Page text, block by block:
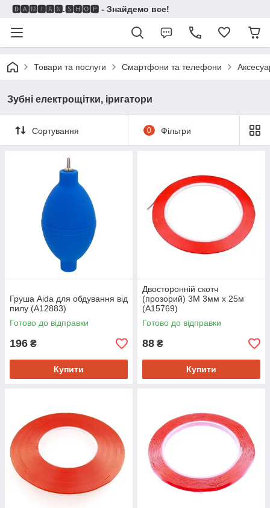
🅳🅰🅼🅸🅰🅽.🆂🅷🅾🅿 - Знайдемо все!
Товари та послуги Смартфони та телефони
Зубні електрощітки, іригатори
Сортування 0 Фільтри
Груша Aida для обдування від
пилу (A12883)
Готово до відправки
196 ₴
Купити
Двосторонній скотч
(прозорий) 3M 3мм x 25м
(A15769)
Готово до відправки
88 ₴
Купити